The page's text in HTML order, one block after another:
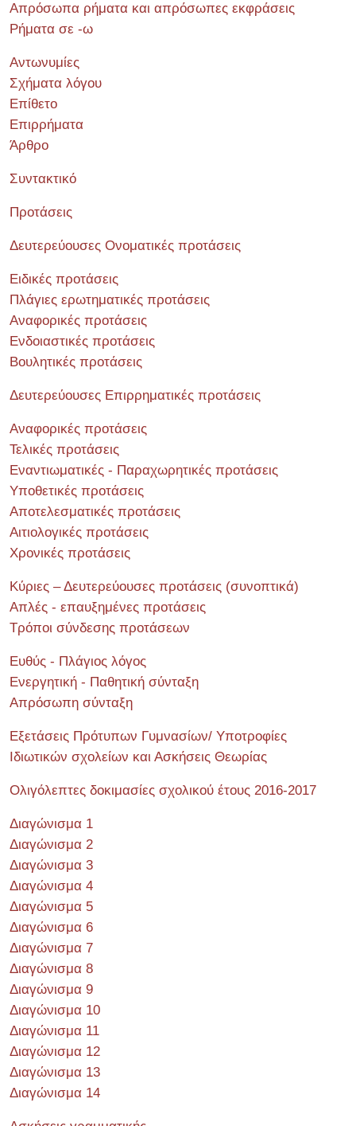
Απρόσωπα ρήματα και απρόσωπες εκφράσεις
Ρήματα σε -ω
Αντωνυμίες
Σχήματα λόγου
Επίθετο
Επιρρήματα
Άρθρο
Συντακτικό
Προτάσεις
Δευτερεύουσες Ονοματικές προτάσεις
Ειδικές προτάσεις
Πλάγιες ερωτηματικές προτάσεις
Αναφορικές προτάσεις
Ενδοιαστικές προτάσεις
Βουλητικές προτάσεις
Δευτερεύουσες Επιρρηματικές προτάσεις
Αναφορικές προτάσεις
Τελικές προτάσεις
Εναντιωματικές - Παραχωρητικές προτάσεις
Υποθετικές προτάσεις
Αποτελεσματικές προτάσεις
Αιτιολογικές προτάσεις
Χρονικές προτάσεις
Κύριες – Δευτερεύουσες προτάσεις (συνοπτικά)
Απλές - επαυξημένες προτάσεις
Τρόποι σύνδεσης προτάσεων
Ευθύς - Πλάγιος λόγος
Ενεργητική - Παθητική σύνταξη
Απρόσωπη σύνταξη
Εξετάσεις Πρότυπων Γυμνασίων/ Υποτροφίες
Ιδιωτικών σχολείων και Ασκήσεις Θεωρίας
Ολιγόλεπτες δοκιμασίες σχολικού έτους 2016-2017
Διαγώνισμα 1
Διαγώνισμα 2
Διαγώνισμα 3
Διαγώνισμα 4
Διαγώνισμα 5
Διαγώνισμα 6
Διαγώνισμα 7
Διαγώνισμα 8
Διαγώνισμα 9
Διαγώνισμα 10
Διαγώνισμα 11
Διαγώνισμα 12
Διαγώνισμα 13
Διαγώνισμα 14